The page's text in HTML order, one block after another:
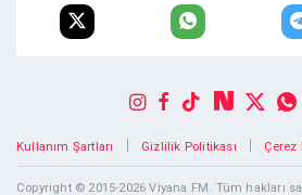
Kullanım Şartları Gizlilik Politikası Çerez
Copyright © 2015-2026 Viyana FM. Tüm hakları